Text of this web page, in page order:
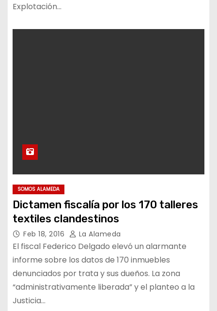
Explotación…
SOMOS ALAMEDA
Dictamen fiscalía por los 170 talleres
textiles clandestinos
Feb 18, 2016 La Alameda
El fiscal Federico Delgado elevó un alarmante
informe sobre los datos de 170 inmuebles
denunciados por trata y sus dueños. La zona
“administrativamente liberada” y el planteo a la
Justicia…